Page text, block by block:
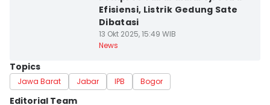
Efisiensi, Listrik Gedung Sate
Dibatasi
13 Okt 2025, 15:49 WIB
News
Topics
Jawa Barat Jabar IPB Bogor
Editorial Team